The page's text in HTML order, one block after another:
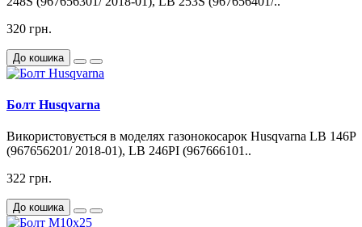
320 грн.
До кошика
Болт Husqvarna
Використовується в моделях газонокосарок Husqvarna LB 146P
(967656201/ 2018-01), LB 246PI (967666101..
322 грн.
До кошика